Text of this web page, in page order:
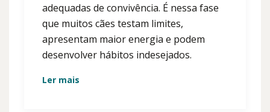
adequadas de convivência. É nessa fase
que muitos cães testam limites,
apresentam maior energia e podem
desenvolver hábitos indesejados.
Ler mais